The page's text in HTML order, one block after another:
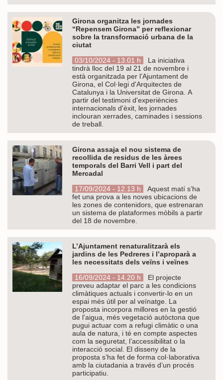
Girona organitza les jornades
“Repensem Girona” per reflexionar
sobre la transformació urbana de la
ciutat
03/10/2024 - 13.01 h
La iniciativa
tindrà lloc del 19 al 21 de novembre i
està organitzada per l’Ajuntament de
Girona, el Col·legi d'Arquitectes de
Catalunya i la Universitat de Girona. A
partir del testimoni d'experiències
internacionals d'èxit, les jornades
inclouran xerrades, caminades i sessions
de treball.
Girona assaja el nou sistema de
recollida de residus de les àrees
temporals del Barri Vell i part del
Mercadal
17/09/2024 - 12.13 h
Aquest matí s’ha
fet una prova a les noves ubicacions de
les zones de contenidors, que estrenaran
un sistema de plataformes mòbils a partir
del 18 de novembre.
L’Ajuntament renaturalitzarà els
jardins de les Pedreres i l’aproparà a
les necessitats dels veïns i veïnes
16/09/2024 - 14.20 h
El projecte
preveu adaptar el parc a les condicions
climàtiques actuals i convertir-lo en un
espai més útil per al veïnatge. La
proposta incorpora millores en la gestió
de l’aigua, més vegetació autòctona que
pugui actuar com a refugi climàtic o una
aula de natura, i té en compte aspectes
com la seguretat, l’accessibilitat o la
interacció social. El disseny de la
proposta s’ha fet de forma col·laborativa
amb la ciutadania a través d’un procés
participatiu.